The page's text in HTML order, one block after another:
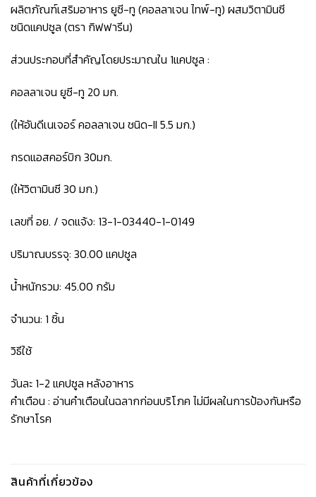
ผลิตภัณฑ์เสริมอาหาร ยูซี-ทู (คอลลาเจน ไทพ์-ทู) ผสมวิตามินซี
ชนิดแคปซูล (ตรา กิฟฟารีน)
ส่วนประกอบที่สำคัญโดยประมาณใน 1แคปซูล :
คอลลาเจน ยูซี-ทู 20 มก.
(ให้อันดีเนเจอร์ คอลลาเจน ชนิด-II 5.5 มก.)
กรดแอสคอร์บิก 30มก.
(ให้วิตามินซี 30 มก.)
เลขที่ อย. / จดแจ้ง: 13-1-03440-1-0149
ปริมาณบรรจุ: 30.00 แคปซูล
น้ำหนักรวม: 45.00 กรัม
จำนวน: 1 ชิ้น
วิธีใช้
วันละ 1-2 แคปซูล หลังอาหาร
คำเตือน : อ่านคำเตือนในฉลากก่อนบริโภค ไม่มีผลในการป้องกันหรือ
รักษาโรค
สินค้าที่เกี่ยวข้อง